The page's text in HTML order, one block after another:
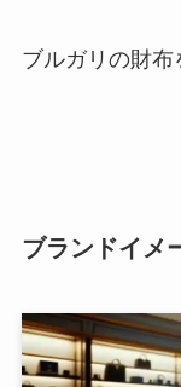
ブルガリの財布
ブランドイメ